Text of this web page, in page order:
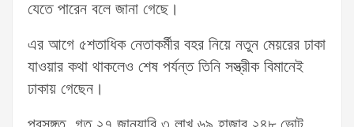
যেতে পারেন বলে জানা গেছে।
এর আগে ৫শতাধিক নেতাকর্মীর বহর নিয়ে নতুন মেয়রের ঢাকা
যাওয়ার কথা থাকলেও শেষ পর্যন্ত তিনি সস্ত্রীক বিমানেই
ঢাকায় গেছেন।